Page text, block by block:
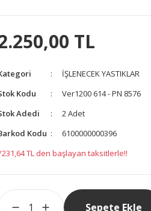
TL
İŞLENECEK YASTIKLAR
Kodu
Ver1200 614 - PN 8576
Adedi
2 Adet
Kodu
6100000000396
TL den başlayan taksitlerle!!
Sepete Ekle